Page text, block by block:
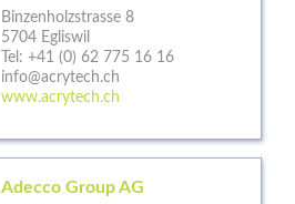
Binzenholzstrasse 8
5704 Egliswil
Tel: +41 (0) 62 775 16 16
info@acrytech.ch
www.acrytech.ch
Adecco Group AG